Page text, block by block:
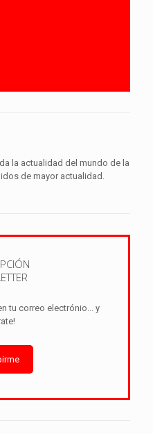
la actualidad del mundo de la
de mayor actualidad.
tu correo electrónio... y